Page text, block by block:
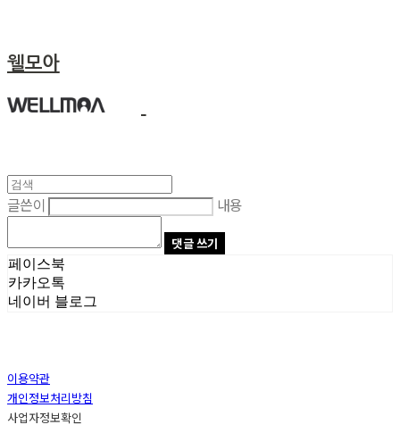
웰모아
글쓴이 내용
댓글 쓰기
페이스북
카카오톡
네이버 블로그
이용약관
개인정보처리방침
사업자정보확인